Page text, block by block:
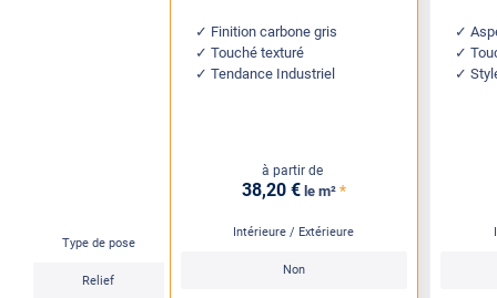
Type de pose
Relief
Finition carbone gris
Touché texturé
Tendance Industriel
à partir de
38,20 € le m² *
Intérieure / Extérieure
Non